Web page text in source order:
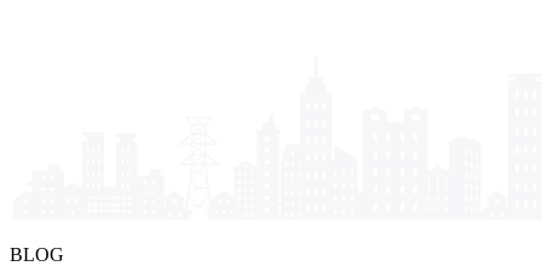
BLOG